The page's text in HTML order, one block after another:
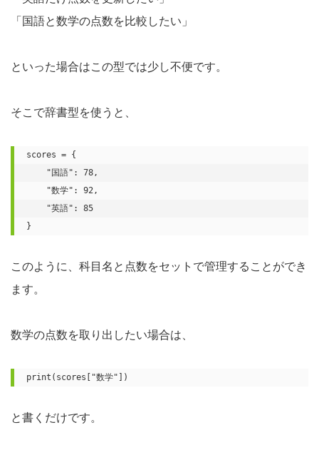
「国語と数学の点数を比較したい」
といった場合はこの型では少し不便です。
そこで辞書型を使うと、
scores = {
"国語": 78,
"数学": 92,
"英語": 85
}
このように、科目名と点数をセットで管理することができ
ます。
数学の点数を取り出したい場合は、
print(scores["数学"])
と書くだけです。